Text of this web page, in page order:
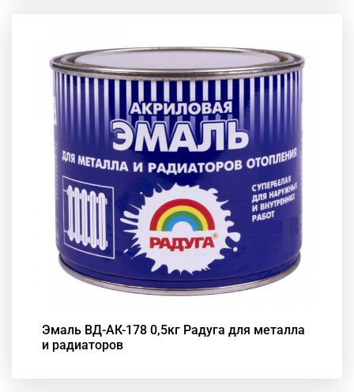
Эмаль ВД-АК-178 0,5кг Радуга для металла
и радиаторов